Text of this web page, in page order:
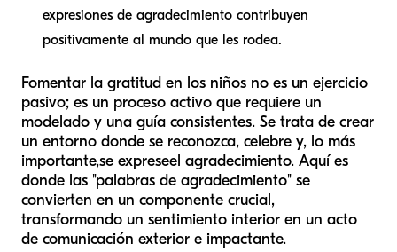
expresiones de agradecimiento contribuyen
positivamente al mundo que les rodea.
Fomentar la gratitud en los niños no es un ejercicio
pasivo; es un proceso activo que requiere un
modelado y una guía consistentes. Se trata de crear
un entorno donde se reconozca, celebre y, lo más
importante,se expreseel agradecimiento. Aquí es
donde las "palabras de agradecimiento" se
convierten en un componente crucial,
transformando un sentimiento interior en un acto
de comunicación exterior e impactante.